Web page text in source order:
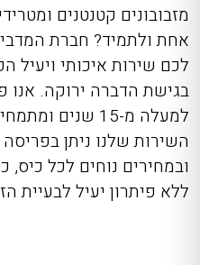
מזבובונים קטנטנים
אחת ולתמיד? חברת
לכם שירות איכותי ויעיל
בגישת הדברה ירוקה. אנו
למעלה מ-15
ובמחירים נוחים לכל
ללא פיתרון יעיל לבעיית